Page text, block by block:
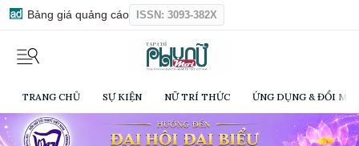
Bảng giá quảng cáo ISSN: 3093-382X
TRANG CHỦ SỰ KIỆN NỮ TRÍ THỨC ỨNG DỤNG & ĐỔI